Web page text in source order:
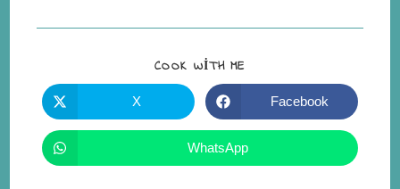
COOK WITH ME
X Facebook
WhatsApp